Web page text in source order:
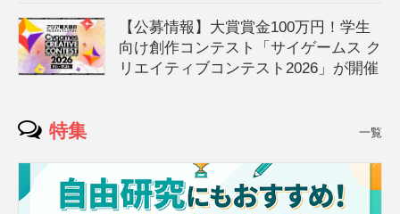
【公募情報】大賞賞金100万円！学生
向け創作コンテスト「サイゲームス ク
リエイティブコンテスト2026」が開催
特集 一覧